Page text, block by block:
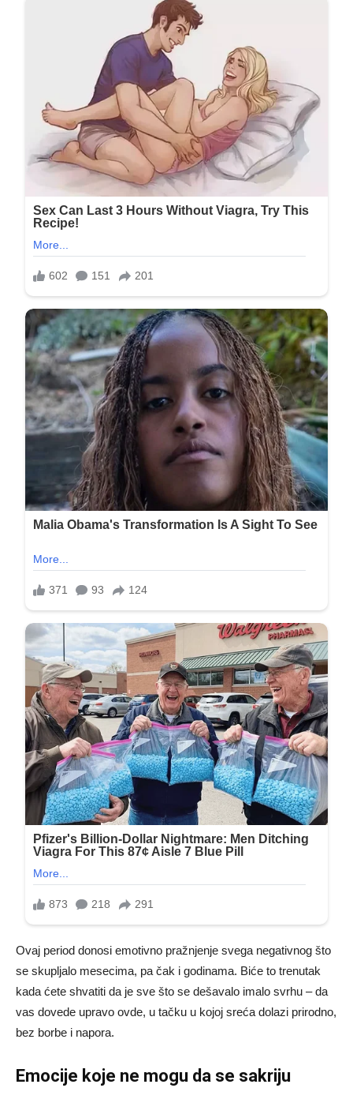
Ovaj period donosi emotivno pražnjenje svega negativnog što
se skupljalo mesecima, pa čak i godinama. Biće to trenutak
kada ćete shvatiti da je sve što se dešavalo imalo svrhu – da
vas dovede upravo ovde, u tačku u kojoj sreća dolazi prirodno,
bez borbe i napora.
Emocije koje ne mogu da se sakriju